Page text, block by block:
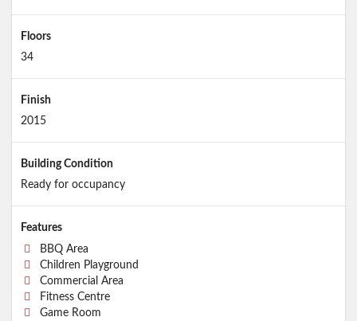
Floors
34
Finish
2015
Building Condition
Ready for occupancy
Features
BBQ Area
Children Playground
Commercial Area
Fitness Centre
Game Room